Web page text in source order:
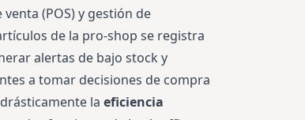
(POS) y gestión de
de la pro-shop se registra
alertas de bajo stock y
a tomar decisiones de compra
la eficiencia